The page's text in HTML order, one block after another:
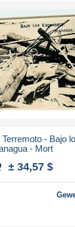
- Bajo
- Mort
± 34,57 $